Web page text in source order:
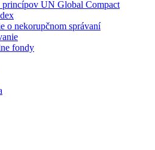
UN Global Compact
o nekorupčnom správaní
fondy